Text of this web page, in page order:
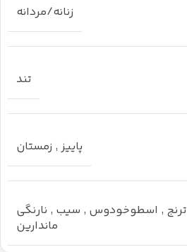
زنانه/مردانه
تند
پاییز , زمستان
ترنج , اسطوخودوس , سیب , نارنگی
ماندارین